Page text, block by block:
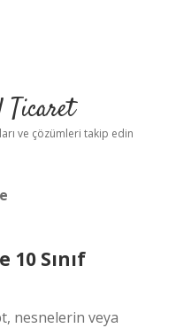
Ticaret
ve çözümleri takip edin
Sınıf
nesnelerin veya